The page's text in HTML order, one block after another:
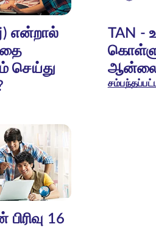
என்றால்
செய்து
TAN -
16